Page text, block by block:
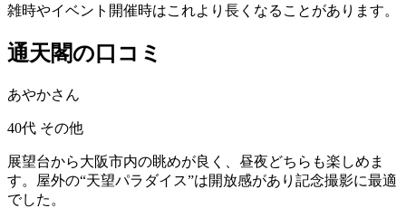
雑時やイベント開催時はこれより長くなることがあります。
通天閣の口コミ
あやかさん
40代 その他
展望台から大阪市内の眺めが良く、昼夜どちらも楽しめま
す。屋外の“天望パラダイス”は開放感があり記念撮影に最適
でした。